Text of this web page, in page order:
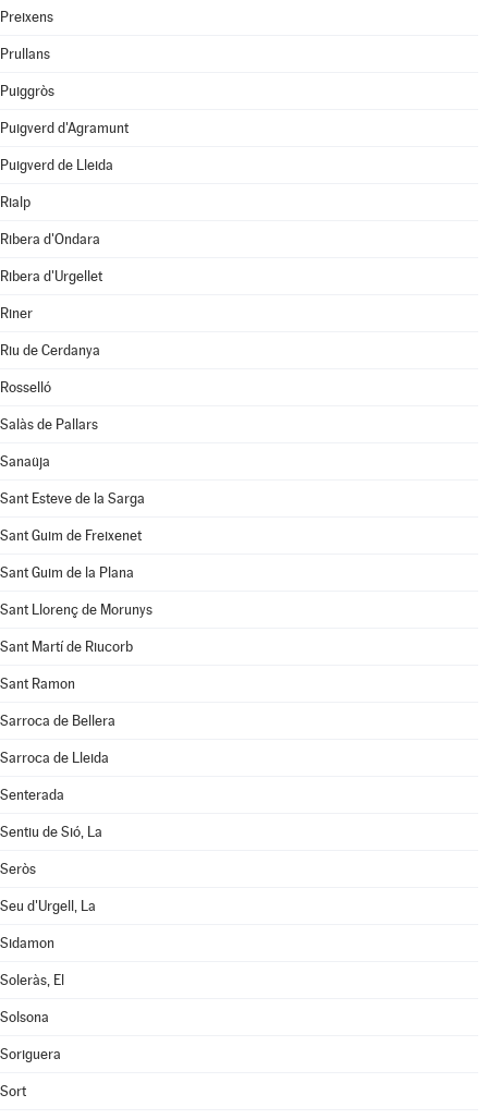
Preixens
Prullans
Puiggròs
Puigverd d'Agramunt
Puigverd de Lleida
Rialp
Ribera d'Ondara
Ribera d'Urgellet
Riner
Riu de Cerdanya
Rosselló
Salàs de Pallars
Sanaüja
Sant Esteve de la Sarga
Sant Guim de Freixenet
Sant Guim de la Plana
Sant Llorenç de Morunys
Sant Martí de Riucorb
Sant Ramon
Sarroca de Bellera
Sarroca de Lleida
Senterada
Sentiu de Sió, La
Seròs
Seu d'Urgell, La
Sidamon
Soleràs, El
Solsona
Soriguera
Sort